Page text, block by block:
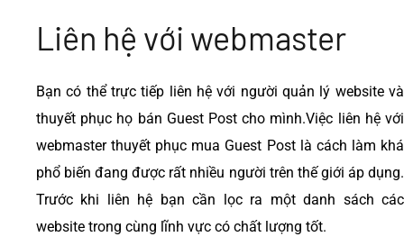
Liên hệ với webmaster
Bạn có thể trực tiếp liên hệ với người quản lý website và
thuyết phục họ bán Guest Post cho mình.Việc liên hệ với
webmaster thuyết phục mua Guest Post là cách làm khá
phổ biến đang được rất nhiều người trên thế giới áp dụng.
Trước khi liên hệ bạn cần lọc ra một danh sách các
website trong cùng lĩnh vực có chất lượng tốt.